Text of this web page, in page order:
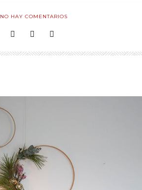
NO HAY COMENTARIOS